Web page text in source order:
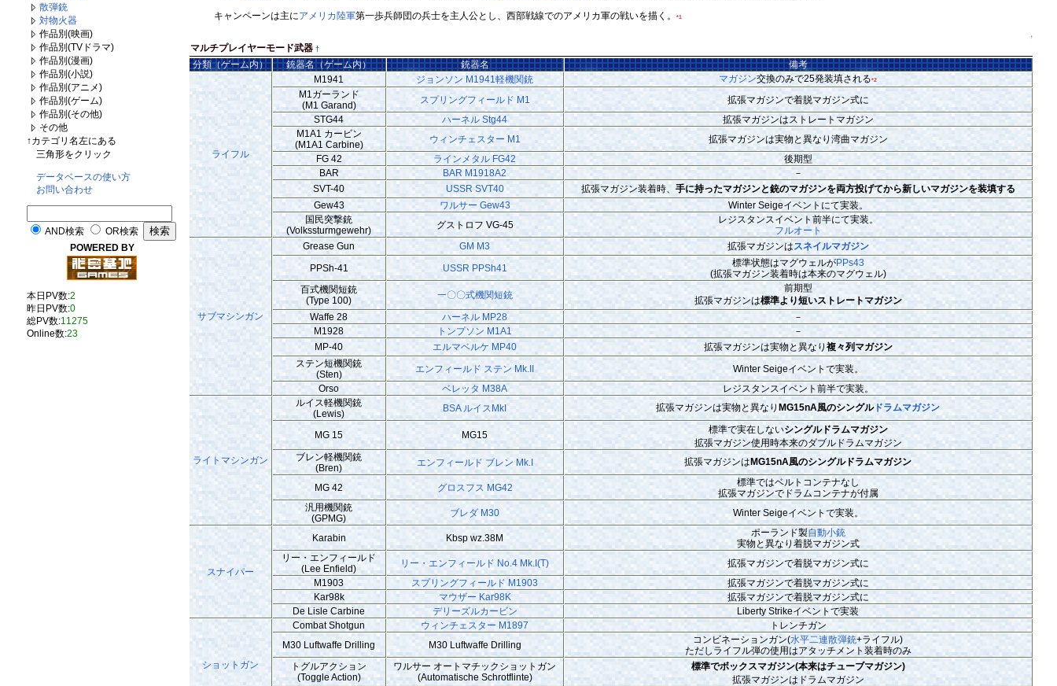
散弾銃
対物火器
作品別(映画)
作品別(TVドラマ)
作品別(漫画)
作品別(小説)
作品別(アニメ)
作品別(ゲーム)
作品別(その他)
その他
↑カテゴリ名左にある
三角形をクリック
データベースの使い方
お問い合わせ
AND検索
OR検索
POWERED BY
本日PV数:2
昨日PV数:0
総PV数:11275
Online数:23
キャンペーンは主にアメリカ陸軍第一歩兵師団の兵士を主人公とし、西部戦線でのアメリカ軍の戦いを描く。 *1
↑
マルチプレイヤーモード武器 †
分類（ゲーム内） 銃器名（ゲーム内） 銃器名 備考
ライフル
M1941 ジョンソン M1941軽機関銃 マガジン交換のみで25発装填される*2
M1ガーランド
(M1 Garand)
スプリングフィールド M1
拡張マガジンで着脱マガジン式に
STG44
ハーネル Stg44
拡張マガジンはストレートマガジン
M1A1 カービン
(M1A1 Carbine)
ウィンチェスター M1
拡張マガジンは実物と異なり湾曲マガジン
FG 42
ラインメタル FG42
後期型
BAR
BAR M1918A2
－
SVT-40
USSR SVT40 拡張マガジン装着時、 手に持ったマガジンと銃のマガジンを両方投げてから新しいマガジンを装填する
Gew43
ワルサー Gew43
Winter Seigeイベントにて実装。
国民突撃銃
(Volkssturmgewehr)
グストロフ VG-45
レジスタンスイベント前半にて実装。
フルオート
サブマシンガン
Grease Gun GM M3 拡張マガジンはスネイルマガジン
PPSh-41
USSR PPSh41 標準状態はマグウェルがPPs43
(拡張マガジン装着時は本来のマグウェル)
百式機関短銃
(Type 100)
一〇〇式機関短銃
前期型
拡張マガジンは標準より短いストレートマガジン
Waffe 28
ハーネル MP28
－
M1928
トンプソン M1A1
－
MP-40
エルマベルケ MP40 拡張マガジンは実物と異なり 複々列マガジン
ステン短機関銃
(Sten)
エンフィールド ステン Mk.II
Winter Seigeイベントで実装。
Orso
ベレッタ M38A レジスタンスイベント前半で実装。
ライトマシンガン
ルイス軽機関銃
(Lewis)
BSA ルイスMkI 拡張マガジンは実物と異なりMG15nA風のシングルドラムマガジン
MG 15 MG15 標準で実在しないシングルドラムマガジン
拡張マガジン使用時本来のダブルドラムマガジン
ブレン軽機関銃
(Bren)
エンフィールド ブレン Mk.I 拡張マガジンはMG15nA風のシングルドラムマガジン
MG 42 グロスフス MG42
標準ではベルトコンテナなし
拡張マガジンでドラムコンテナが付属
汎用機関銃
(GPMG)
ブレダ M30 Winter Seigeイベントで実装。
スナイパー
Karabin Kbsp wz.38M ポーランド製自動小銃
実物と異なり着脱マガジン式
リー・エンフィールド
(Lee Enfield)
リー・エンフィールド No.4 Mk.I(T)
拡張マガジンで着脱マガジン式に
M1903
スプリングフィールド M1903
拡張マガジンで着脱マガジン式に
Kar98k
マウザー Kar98K
拡張マガジンで着脱マガジン式に
De Lisle Carbine
デリーズルカービン Liberty Strikeイベントで実装
ショットガン
Combat Shotgun ウィンチェスター M1897
トレンチガン
M30 Luftwaffe Drilling
M30 Luftwaffe Drilling コンビネーションガン(水平二連散弾銃+ライフル)
ただしライフル弾の使用はアタッチメント装着時のみ
トグルアクション
(Toggle Action)
ワルサー オートマチックショットガン
(Automatische Schrotflinte)
標準でボックスマガジン(本来はチューブマガジン)
拡張マガジンはドラムマガジン